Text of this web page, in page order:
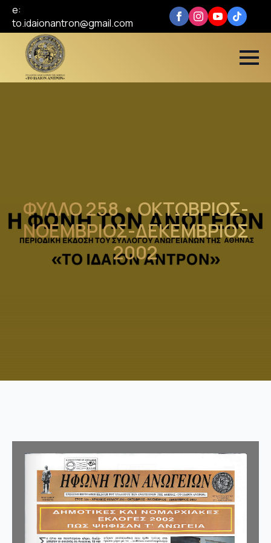
e:
to.idaionantron@gmail.com
ΦΥΛΛΟ 258 • ΟΚΤΩΒΡΙΟΣ-
ΝΟΕΜΒΡΙΟΣ-ΔΕΚΕΜΒΡΙΟΣ
2002